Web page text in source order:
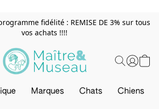
fidélité : REMISE DE 3% sur tous
vos achats !!!!
Marques Chats Chiens